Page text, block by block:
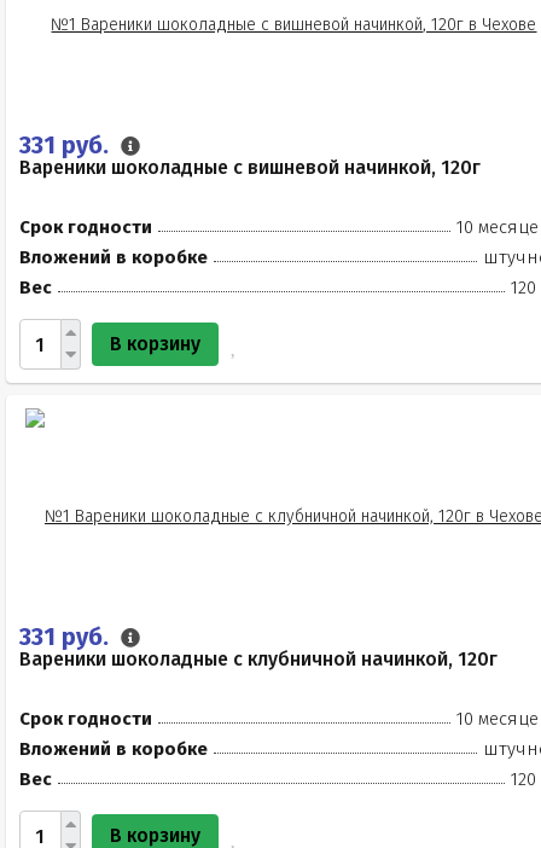
331 руб.
Вареники шоколадные с вишневой начинкой, 120г
Срок годности
10
Вложений в коробке
Вес
120
В корзину
331 руб.
Вареники шоколадные с клубничной начинкой, 120г
Срок годности
10
Вложений в коробке
Вес
120
В корзину